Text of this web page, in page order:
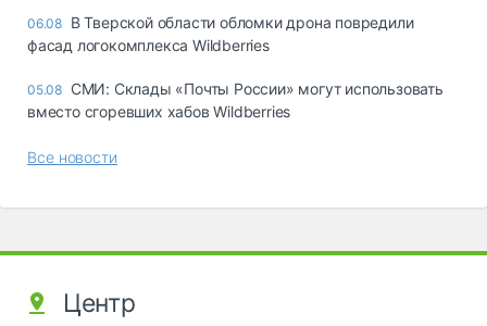
06.08 В Тверской области обломки дрона повредили
фасад логокомплекса Wildberries
05.08 СМИ: Склады «Почты России» могут использовать
вместо сгоревших хабов Wildberries
Все новости
Центр